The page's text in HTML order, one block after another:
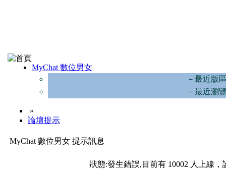
MyChat 數位男女
－最近版
－最近瀏
»
論壇提示
MyChat 數位男女 提示訊息
狀態:發生錯誤,目前有 10002 人上線